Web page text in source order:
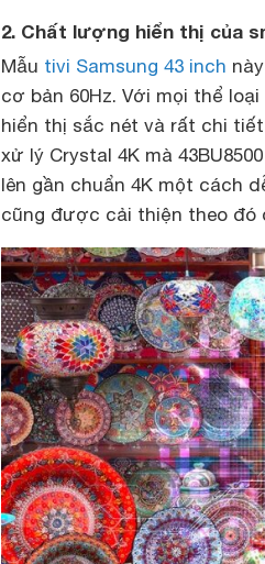
2. Chất lượng hiển thị của
Mẫu tivi Samsung 43 inch
cơ bản 60Hz. Với mọi thể
hiển thị sắc nét và rất chi
xử lý Crystal 4K mà
lên gần chuẩn 4K một cách
cũng được cải thiện theo đó